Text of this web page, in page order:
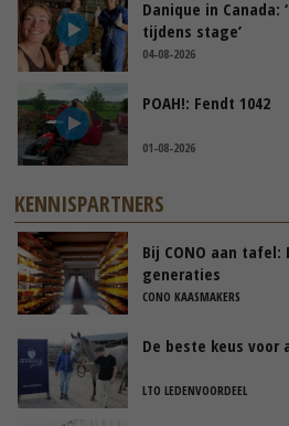
Danique in Canada:
tijdens stage’
04-08-2026
POAH!: Fendt 1042
01-08-2026
KENNISPARTNERS
Bij CONO aan
generaties
CONO KAASMAKERS
De beste keus
LTO LEDENVOORDEEL